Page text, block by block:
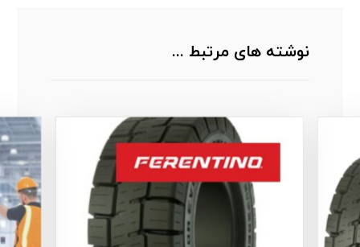
نوشته های مرتبط ...